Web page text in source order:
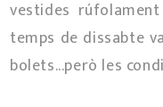
vestides
temps de dissabte
bolets...però les